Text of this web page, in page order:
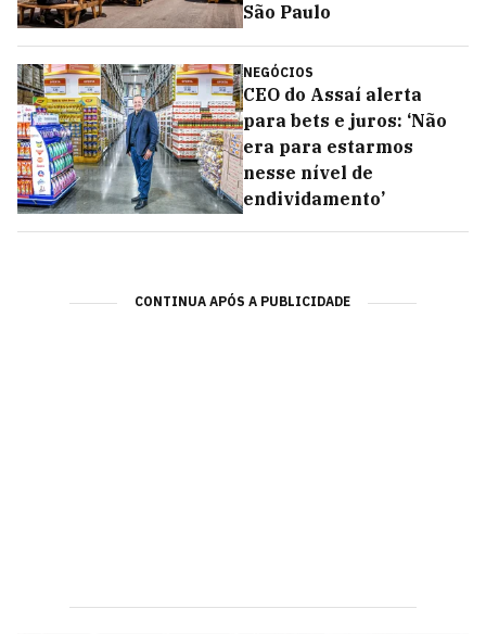
São Paulo
NEGÓCIOS
CEO do Assaí alerta
para bets e juros: ‘Não
era para estarmos
nesse nível de
endividamento’
CONTINUA APÓS A PUBLICIDADE